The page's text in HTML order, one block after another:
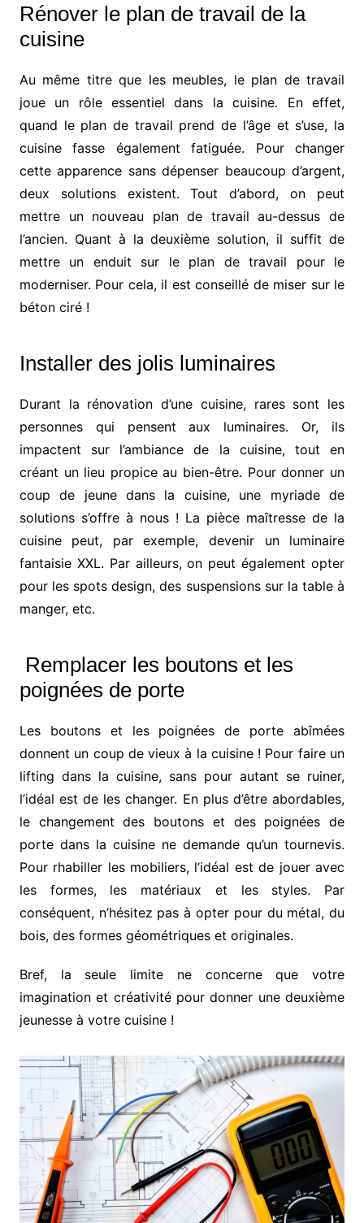
Rénover le plan de travail de la
cuisine
Au même titre que les meubles, le plan de travail
joue un rôle essentiel dans la cuisine. En effet,
quand le plan de travail prend de l’âge et s’use, la
cuisine fasse également fatiguée. Pour changer
cette apparence sans dépenser beaucoup d’argent,
deux solutions existent. Tout d’abord, on peut
mettre un nouveau plan de travail au-dessus de
l’ancien. Quant à la deuxième solution, il suffit de
mettre un enduit sur le plan de travail pour le
moderniser. Pour cela, il est conseillé de miser sur le
béton ciré !
Installer des jolis luminaires
Durant la rénovation d’une cuisine, rares sont les
personnes qui pensent aux luminaires. Or, ils
impactent sur l’ambiance de la cuisine, tout en
créant un lieu propice au bien-être. Pour donner un
coup de jeune dans la cuisine, une myriade de
solutions s’offre à nous ! La pièce maîtresse de la
cuisine peut, par exemple, devenir un luminaire
fantaisie XXL. Par ailleurs, on peut également opter
pour les spots design, des suspensions sur la table à
manger, etc.
Remplacer les boutons et les
poignées de porte
Les boutons et les poignées de porte abîmées
donnent un coup de vieux à la cuisine ! Pour faire un
lifting dans la cuisine, sans pour autant se ruiner,
l’idéal est de les changer. En plus d’être abordables,
le changement des boutons et des poignées de
porte dans la cuisine ne demande qu’un tournevis.
Pour rhabiller les mobiliers, l’idéal est de jouer avec
les formes, les matériaux et les styles. Par
conséquent, n’hésitez pas à opter pour du métal, du
bois, des formes géométriques et originales.
Bref, la seule limite ne concerne que votre
imagination et créativité pour donner une deuxième
jeunesse à votre cuisine !
Navigation
de
l’article